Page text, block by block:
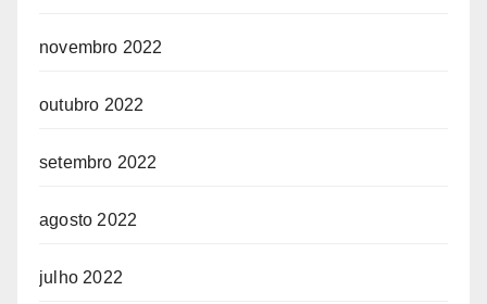
novembro 2022
outubro 2022
setembro 2022
agosto 2022
julho 2022